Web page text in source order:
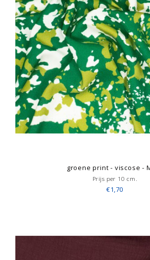
groene print - viscose -
Prijs per 10 cm.
€1,70